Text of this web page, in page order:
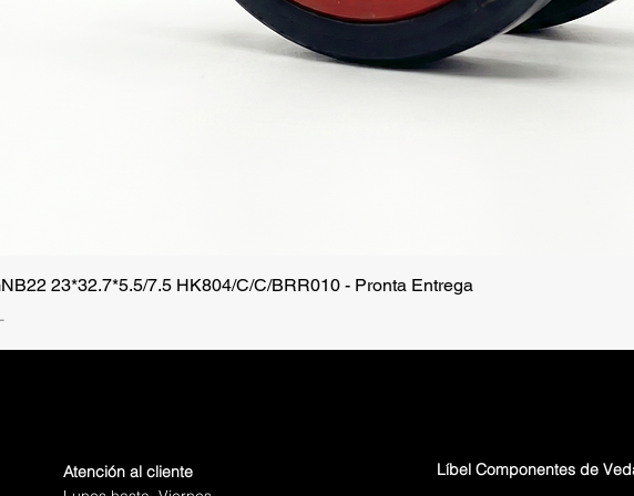
Vista rápida
23*32.7*5.5/7.5 HK804/C/C/BRR010 - Pronta Entrega
Atención al cliente
Líbel Componentes de